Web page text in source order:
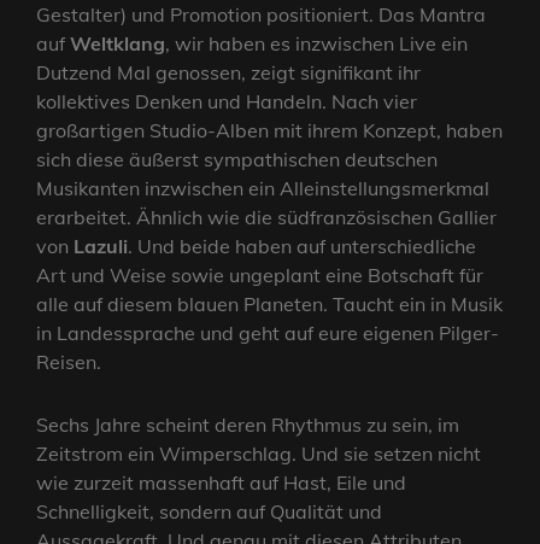
Gestalter) und Promotion positioniert. Das Mantra
auf Weltklang, wir haben es inzwischen Live ein
Dutzend Mal genossen, zeigt signifikant ihr
kollektives Denken und Handeln. Nach vier
großartigen Studio-Alben mit ihrem Konzept, haben
sich diese äußerst sympathischen deutschen
Musikanten inzwischen ein Alleinstellungsmerkmal
erarbeitet. Ähnlich wie die südfranzösischen Gallier
von Lazuli. Und beide haben auf unterschiedliche
Art und Weise sowie ungeplant eine Botschaft für
alle auf diesem blauen Planeten. Taucht ein in Musik
in Landessprache und geht auf eure eigenen Pilger-
Reisen.
Sechs Jahre scheint deren Rhythmus zu sein, im
Zeitstrom ein Wimperschlag. Und sie setzen nicht
wie zurzeit massenhaft auf Hast, Eile und
Schnelligkeit, sondern auf Qualität und